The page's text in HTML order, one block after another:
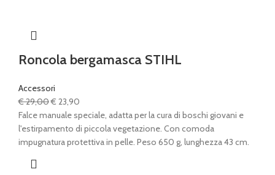
Roncola bergamasca STIHL
Accessori
€29,00Il
prezzo
originale
era:
€ 23,90
prezzo
attuale
è:
Falce manuale speciale, adatta per la cura di boschi giovani e
l'estirpamento di piccola vegetazione. Con comoda
impugnatura protettiva in pelle. Peso 650 g, lunghezza 43 cm.